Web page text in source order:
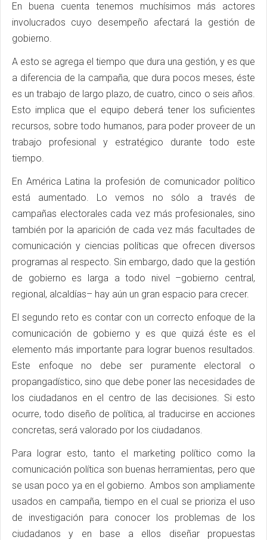
En buena cuenta tenemos muchísimos más actores
involucrados cuyo desempeño afectará la gestión de
gobierno.
A esto se agrega el tiempo que dura una gestión, y es que
a diferencia de la campaña, que dura pocos meses, éste
es un trabajo de largo plazo, de cuatro, cinco o seis años.
Esto implica que el equipo deberá tener los suficientes
recursos, sobre todo humanos, para poder proveer de un
trabajo profesional y estratégico durante todo este
tiempo.
En América Latina la profesión de comunicador político
está aumentado. Lo vemos no sólo a través de
campañas electorales cada vez más profesionales, sino
también por la aparición de cada vez más facultades de
comunicación y ciencias políticas que ofrecen diversos
programas al respecto. Sin embargo, dado que la gestión
de gobierno es larga a todo nivel –gobierno central,
regional, alcaldías– hay aún un gran espacio para crecer.
El segundo reto es contar con un correcto enfoque de la
comunicación de gobierno y es que quizá éste es el
elemento más importante para lograr buenos resultados.
Este enfoque no debe ser puramente electoral o
propangadístico, sino que debe poner las necesidades de
los ciudadanos en el centro de las decisiones. Si esto
ocurre, todo diseño de política, al traducirse en acciones
concretas, será valorado por los ciudadanos.
Para lograr esto, tanto el marketing político como la
comunicación política son buenas herramientas, pero que
se usan poco ya en el gobierno. Ambos son ampliamente
usados en campaña, tiempo en el cual se prioriza el uso
de investigación para conocer los problemas de los
ciudadanos y en base a ellos diseñar propuestas